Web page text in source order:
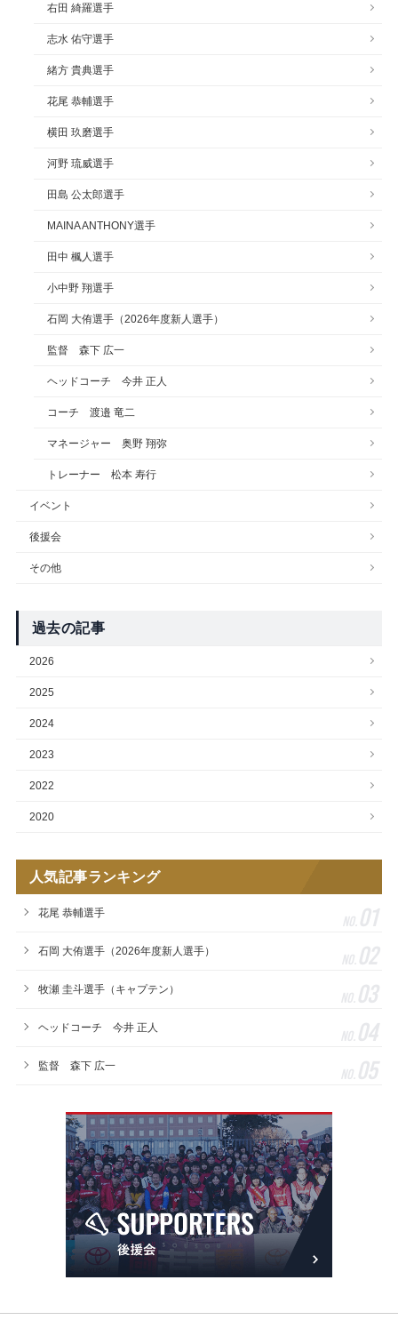
右田 綺羅選手
志水 佑守選手
緒方 貴典選手
花尾 恭輔選手
横田 玖磨選手
河野 琉威選手
田島 公太郎選手
MAINA ANTHONY選手
田中 楓人選手
小中野 翔選手
石岡 大侑選手（2026年度新人選手）
監督 森下 広一
ヘッドコーチ 今井 正人
コーチ 渡邉 竜二
マネージャー 奥野 翔弥
トレーナー 松本 寿行
イベント
後援会
その他
過去の記事
2026
2025
2024
2023
2022
2020
人気記事ランキング
花尾 恭輔選手 No. 01
石岡 大侑選手（2026年度新人選手） No. 02
牧瀬 圭斗選手（キャプテン） No. 03
ヘッドコーチ 今井 正人 No. 04
監督 森下 広一 No. 05